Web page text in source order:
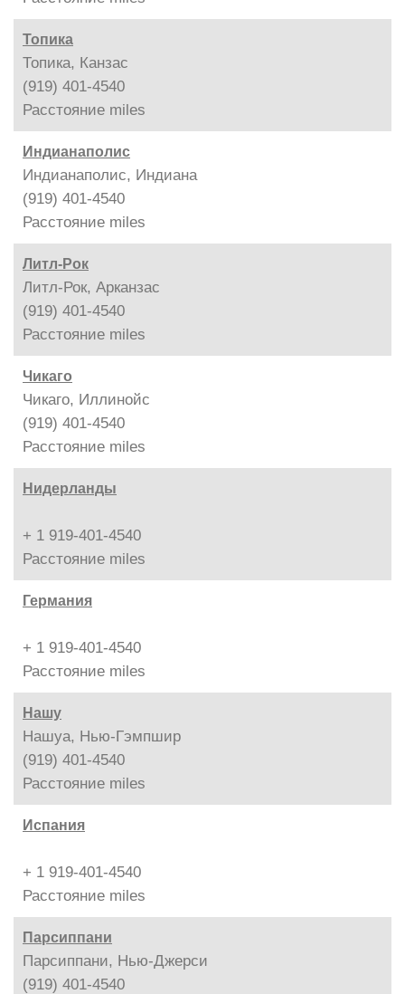
Топика
Топика, Канзас
(919) 401-4540
Расстояние miles
Индианаполис
Индианаполис, Индиана
(919) 401-4540
Расстояние miles
Литл-Рок
Литл-Рок, Арканзас
(919) 401-4540
Расстояние miles
Чикаго
Чикаго, Иллинойс
(919) 401-4540
Расстояние miles
Нидерланды
+ 1 919-401-4540
Расстояние miles
Германия
+ 1 919-401-4540
Расстояние miles
Нашу
Нашуа, Нью-Гэмпшир
(919) 401-4540
Расстояние miles
Испания
+ 1 919-401-4540
Расстояние miles
Парсиппани
Парсиппани, Нью-Джерси
(919) 401-4540